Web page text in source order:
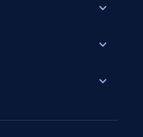
expand_more
expand_more
expand_more